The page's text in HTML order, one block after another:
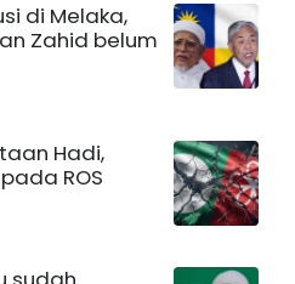
di Melaka,
Zahid belum
Hadi,
ROS